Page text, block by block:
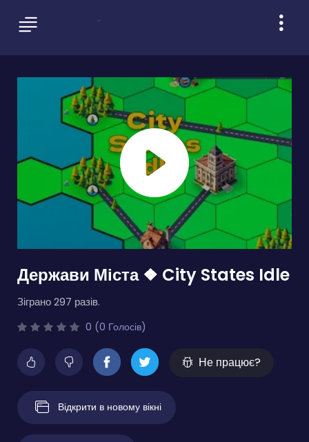
Держави Міста ❖ City States Idle
Зіграно 297 разів.
0 (0 Голосів)
Не працює?
Відкрити в новому вікні